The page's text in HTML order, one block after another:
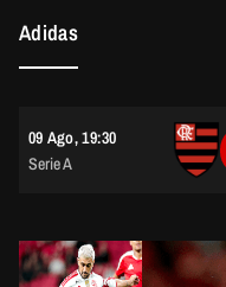
Adidas
09 Ago, 19:30
Serie A